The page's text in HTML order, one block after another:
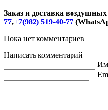
Заказ и доставка
77,+7(982) 519-40-77
Пока нет комментариев
Написать комментарий